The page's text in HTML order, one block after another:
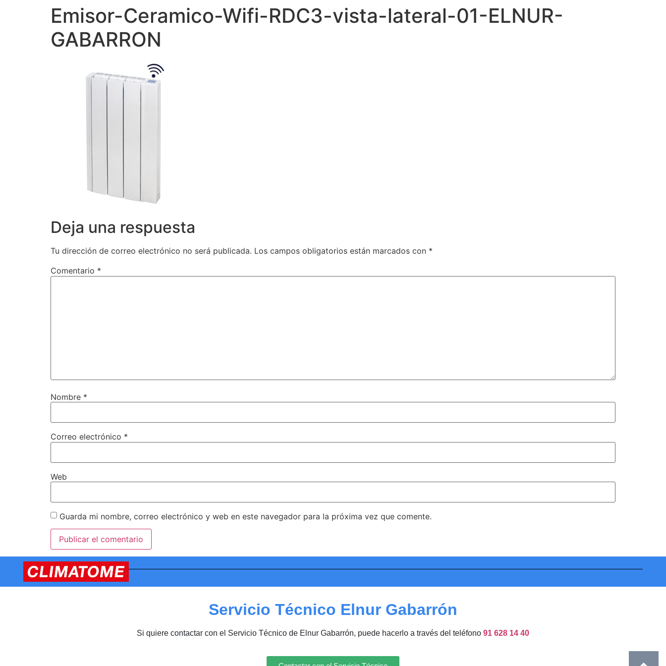
Emisor-Ceramico-Wifi-RDC3-vista-lateral-01-ELNUR-
GABARRON
Deja una respuesta
Tu dirección de correo electrónico no será publicada. Los campos obligatorios están marcados con *
Comentario *
Nombre *
Correo electrónico *
Web
Guarda mi nombre, correo electrónico y web en este navegador para la próxima vez que comente.
Servicio Técnico Elnur Gabarrón
Si quiere contactar con el Servicio Técnico de Elnur Gabarrón, puede hacerlo a través del teléfono 91 628 14 40